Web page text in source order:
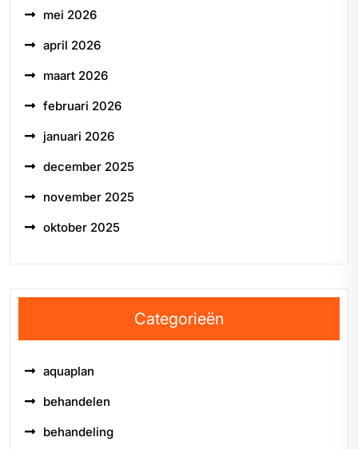
mei 2026
april 2026
maart 2026
februari 2026
januari 2026
december 2025
november 2025
oktober 2025
Categorieën
aquaplan
behandelen
behandeling